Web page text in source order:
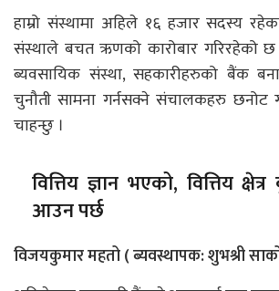
हाम्रो संस्थामा अहिले १६ हजार सदस्य
संस्थाले बचत ऋणको कारोबार गरिरहेको
ब्यवसायिक संस्था, सहकारीहरुको बैंक
चुनौती सामना गर्नसक्ने संचालकहरु छनोट
चाहन्छु ।
वित्तिय ज्ञान भएको, वित्तिय
आउन पर्छ
विजयकुमार महतो ( ब्यवस्थापक: शुभश्री